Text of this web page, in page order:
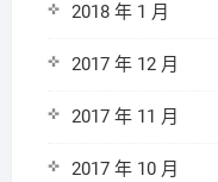
2018 年 1 月
2017 年 12 月
2017 年 11 月
2017 年 10 月